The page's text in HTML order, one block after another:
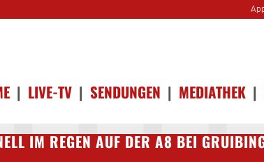
| LIVE-TV | SENDUNGEN | MEDIATHEK |
IM REGEN AUF DER A8 BEI